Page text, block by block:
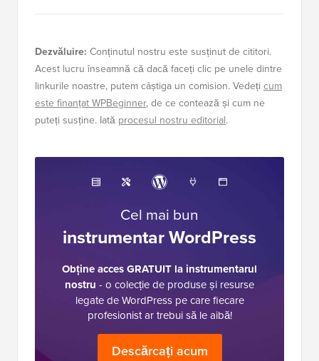
Dezvăluire: Conținutul nostru este susținut de cititori.
Acest lucru înseamnă că dacă faceți clic pe unele dintre
linkurile noastre, putem câștiga un comision. Vedeți cum
este finanțat WPBeginner, de ce contează și cum ne
puteți susține. Iată procesul nostru editorial.
Cel mai bun
instrumentar WordPress
Obține acces GRATUIT la instrumentarul
nostru - o colecție de produse și resurse
legate de WordPress pe care fiecare
profesionist ar trebui să le aibă!
Descărcați acum